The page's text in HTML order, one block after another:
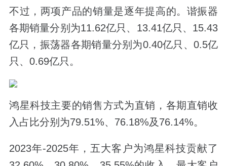
不过，两项产品的销量是逐年提高的。谐振器
各期销量分别为11.62亿只、13.41亿只、15.43
亿只，振荡器各期销量分别为0.40亿只、0.5亿
只、0.69亿只。
鸿星科技主要的销售方式为直销，各期直销收
入占比分别为79.51%、76.18%及76.14%。
2023年-2025年，五大客户为鸿星科技贡献了